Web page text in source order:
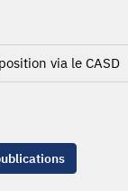
via le CASD